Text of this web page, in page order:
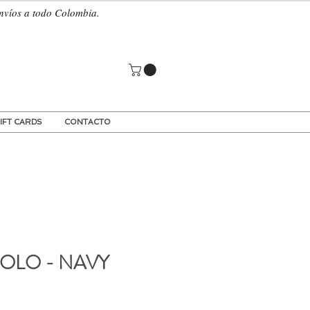
todo Colombia.
CARDS CONTACTO
- NAVY